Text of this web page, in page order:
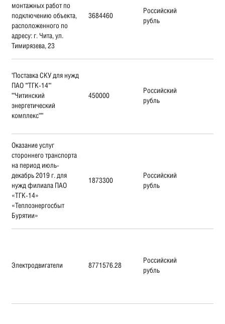
монтажных работ по
подключению объекта,
расположенного по
адресу: г. Чита, ул.
Тимирязева, 23
3684460
Российский
рубль
"Поставка СКУ для нужд
ПАО ""ТГК-14""
""Читинский
энергетический
комплекс"""
450000
Российский
рубль
Оказание услуг
стороннего транспорта
на период июль-
декабрь 2019 г. для
нужд филиала ПАО
«ТГК-14»
«Теплоэнергосбыт
Бурятии»
1873300
Российский
рубль
Электродвигатели 8771576.28
Российский
рубль